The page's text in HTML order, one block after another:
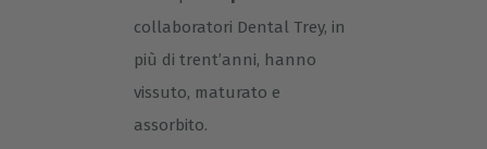
collaboratori Dental Trey, in
più di trent’anni, hanno
vissuto, maturato e
assorbito.